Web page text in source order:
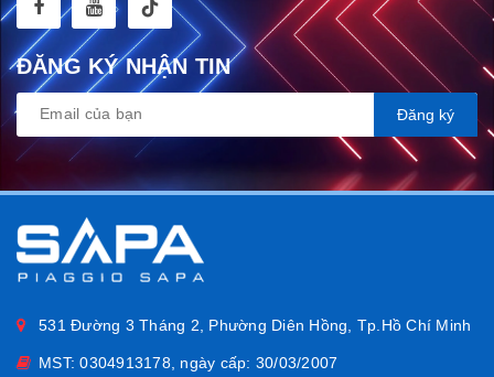
ĐĂNG KÝ NHẬN TIN
Đăng ký
531 Đường 3 Tháng 2, Phường Diên Hồng, Tp.Hồ Chí Minh
MST: 0304913178, ngày cấp: 30/03/2007